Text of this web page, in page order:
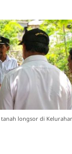
longsor di